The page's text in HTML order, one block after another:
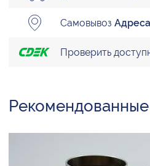
Самовывоз
Проверить